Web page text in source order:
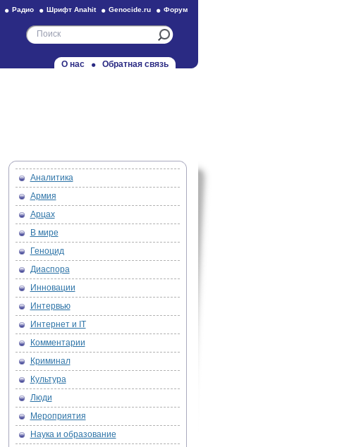
Радио Шрифт Anahit Genocide.ru Форум
О нас Обратная связь
Аналитика
Армия
Арцах
В мире
Геноцид
Диаспора
Инновации
Интервью
Интернет и IT
Комментарии
Криминал
Культура
Люди
Мероприятия
Наука и образование